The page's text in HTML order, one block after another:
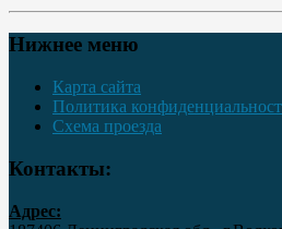
Нижнее меню
Карта сайта
Политика
Схема проезда
Контакты:
Адрес: